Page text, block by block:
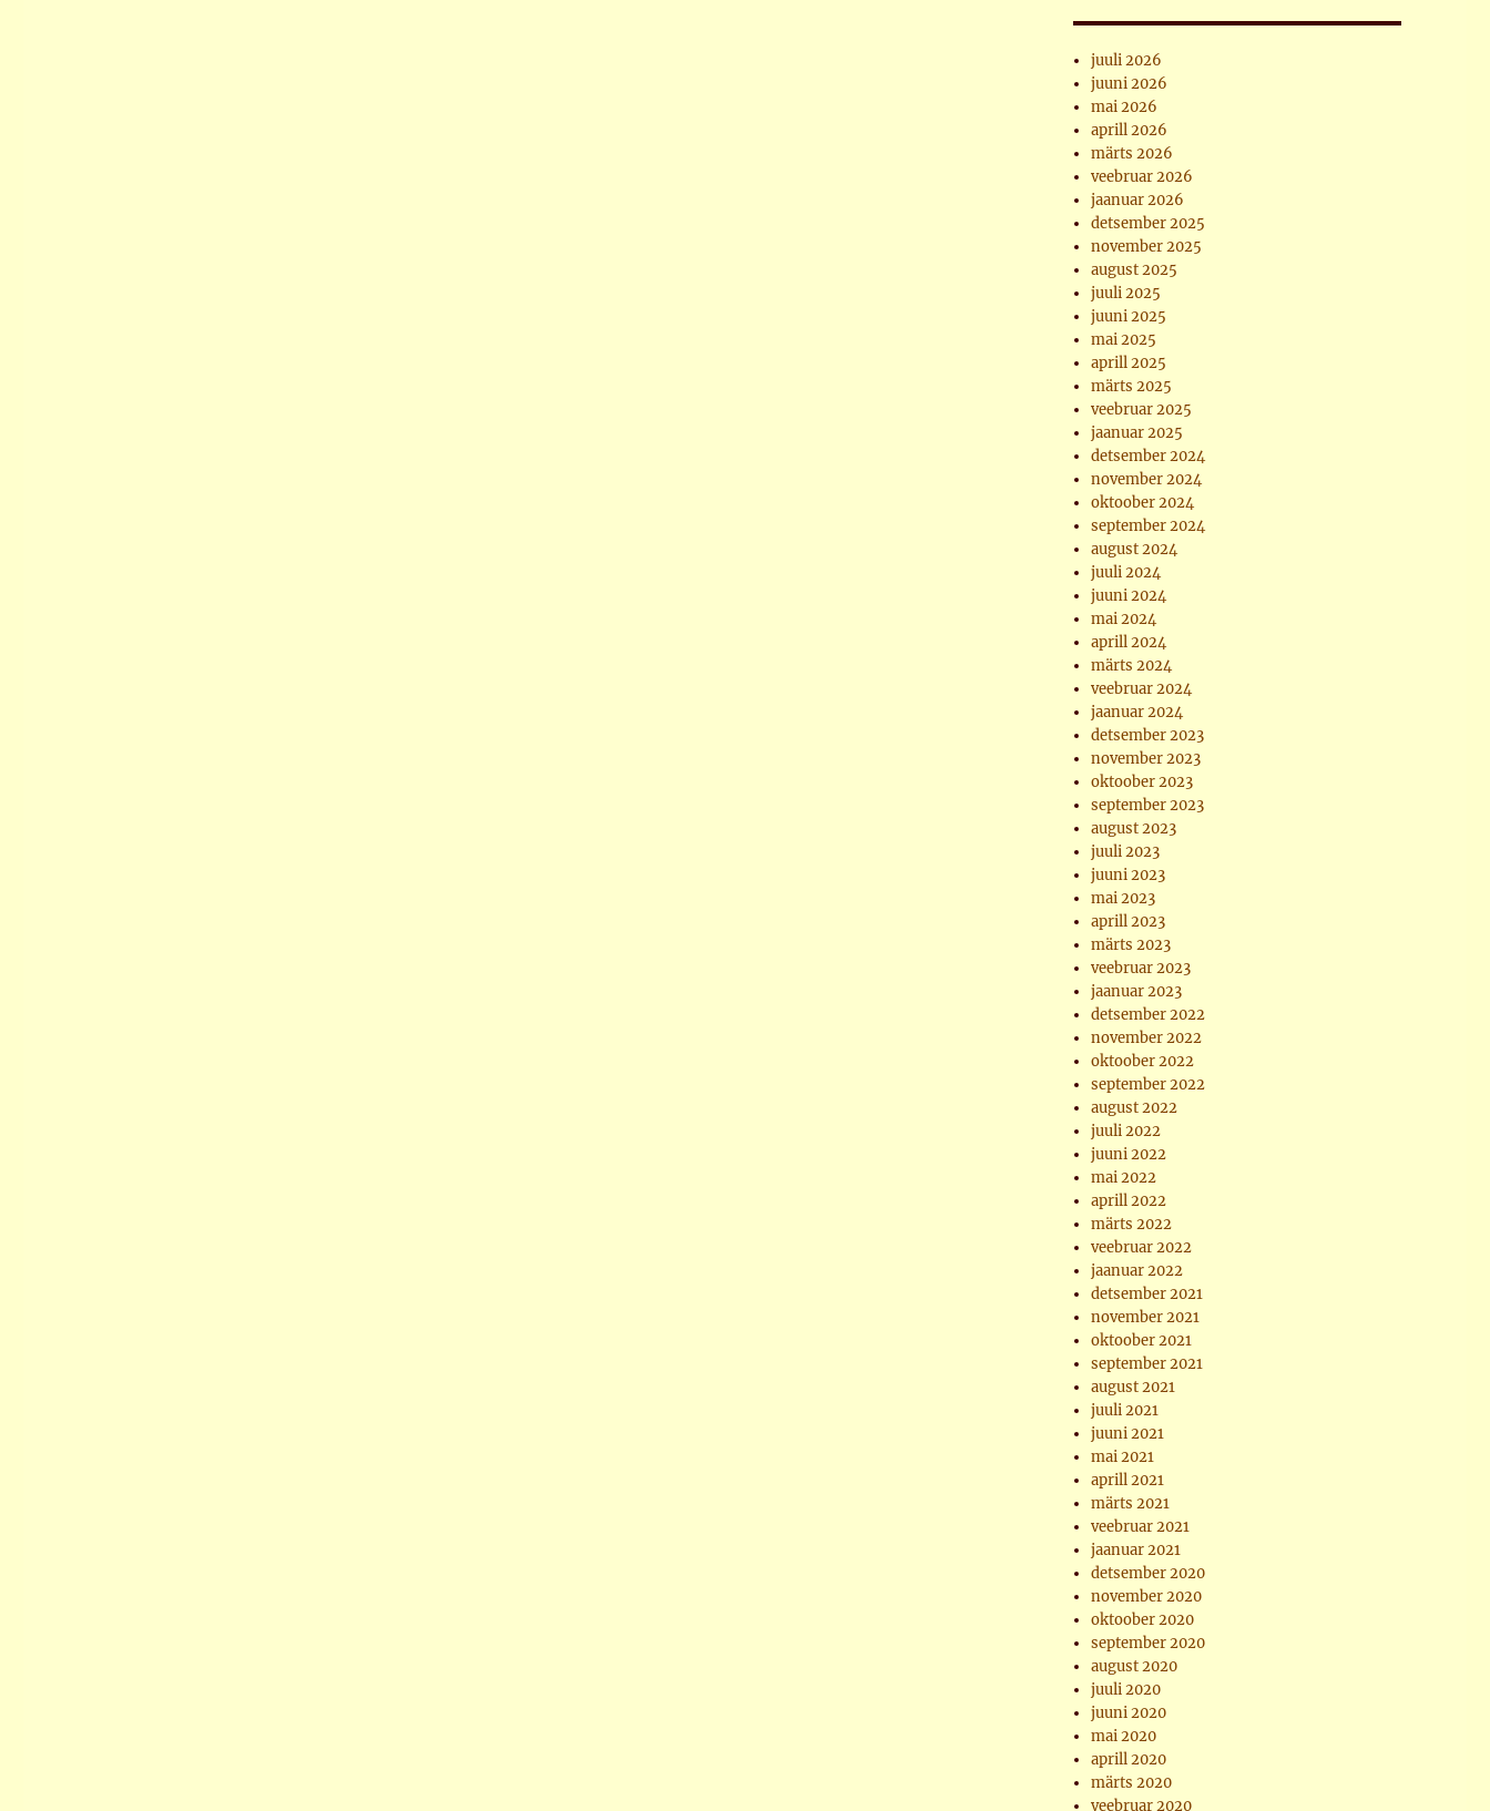
juuli 2026
juuni 2026
mai 2026
aprill 2026
märts 2026
veebruar 2026
jaanuar 2026
detsember 2025
november 2025
august 2025
juuli 2025
juuni 2025
mai 2025
aprill 2025
märts 2025
veebruar 2025
jaanuar 2025
detsember 2024
november 2024
oktoober 2024
september 2024
august 2024
juuli 2024
juuni 2024
mai 2024
aprill 2024
märts 2024
veebruar 2024
jaanuar 2024
detsember 2023
november 2023
oktoober 2023
september 2023
august 2023
juuli 2023
juuni 2023
mai 2023
aprill 2023
märts 2023
veebruar 2023
jaanuar 2023
detsember 2022
november 2022
oktoober 2022
september 2022
august 2022
juuli 2022
juuni 2022
mai 2022
aprill 2022
märts 2022
veebruar 2022
jaanuar 2022
detsember 2021
november 2021
oktoober 2021
september 2021
august 2021
juuli 2021
juuni 2021
mai 2021
aprill 2021
märts 2021
veebruar 2021
jaanuar 2021
detsember 2020
november 2020
oktoober 2020
september 2020
august 2020
juuli 2020
juuni 2020
mai 2020
aprill 2020
märts 2020
veebruar 2020